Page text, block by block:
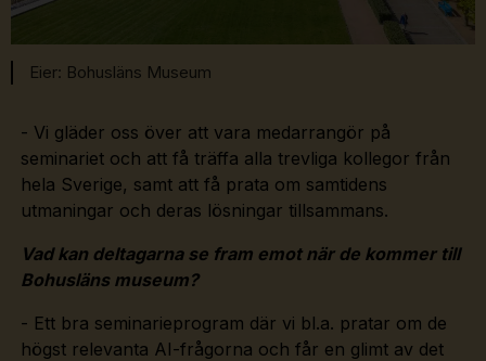
Bohusläns Museum
- Vi gläder oss över att vara medarrangör på
seminariet och att få träffa alla trevliga kollegor från
hela Sverige, samt att få prata om samtidens
utmaningar och deras lösningar tillsammans.
Vad kan deltagarna se fram emot när de kommer till
Bohusläns museum?
- Ett bra seminarieprogram där vi bl.a. pratar om de
högst relevanta AI-frågorna och får en glimt av det